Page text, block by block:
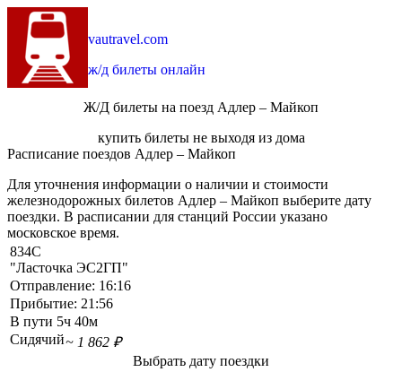
vautravel.com
ж/д билеты онлайн
Ж/Д билеты на поезд Адлер – Майкоп
купить билеты не выходя из дома
Расписание поездов Адлер – Майкоп
Для уточнения информации о наличии и стоимости
железнодорожных билетов Адлер – Майкоп выберите дату
поездки. В расписании для станций России указано
московское время.
834С
"Ласточка ЭС2ГП"
Отправление: 16:16
Прибытие: 21:56
В пути 5ч 40м
Сидячий~ 1 862 ₽
Выбрать дату поездки